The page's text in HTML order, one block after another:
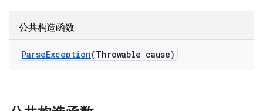
公共构造函数
ParseException(Throwable cause)